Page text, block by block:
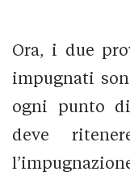
Ora, i due
impugnati
ogni punto
deve